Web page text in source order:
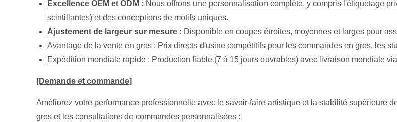
Excellence OEM et ODM : Nous offrons une personnalisation complète, y compris l'étiquetage
scintillantes) et des conceptions de motifs uniques.
Ajustement de largeur sur mesure : Disponible en coupes étroites, moyennes et larges pour
Avantage de la vente en gros : Prix directs d'usine compétitifs pour les commandes en gros, les
Expédition mondiale rapide : Production fiable (7 à 15 jours ouvrables) avec livraison mondiale
[Demande et commande]
Améliorez votre performance professionnelle avec le savoir-faire artistique et la stabilité supérieure
gros et les consultations de commandes personnalisées :